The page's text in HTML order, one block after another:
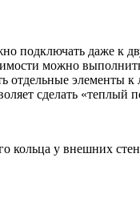
подключать даже к
можно
отдельные элементы
сделать «теплый
кольца у внешних